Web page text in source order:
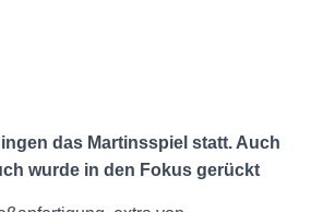
das Martinsspiel statt. Auch
wurde in den Fokus gerückt